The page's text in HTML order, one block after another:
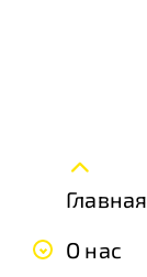
Главная
О нас